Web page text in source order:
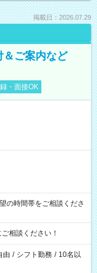
掲載日：2026.07.29
＆ご案内など
・面接OK
の時間帯をご相談くださ
相談ください！
由 / シフト勤務 / 10名以